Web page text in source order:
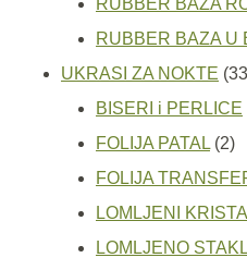
RUBBER BAZA U
UKRASI ZA NOKTE
BISERI i PERLICE
FOLIJA PATAL 22
FOLIJA
LOMLJENI
LOMLJENO